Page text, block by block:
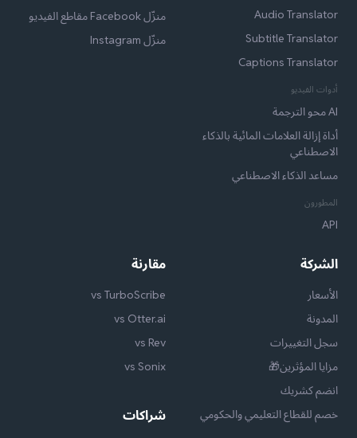
Audio Translator
Subtitle Translator
Captions Translator
أدوات الفيديو
AI محو الترجمة
أداة إزالة العلامات المائية بالذكاء
الاصطناعي
مساعد الذكاء الاصطناعي
المطورون
API
منزّل Facebook مقاطع الفيديو
منزّل Instagram
الشركة
الأسعار
المدونة
سجل التغييرات
مزايا المؤثرين🎁
انضم كشريك
خصم للقطاع التعليمي والحكومي
مقارنة
vs TurboScribe
vs Otter.ai
vs Rev
vs Sonix
شراكات